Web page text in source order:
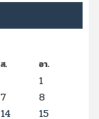
ส. อา.
1
7
8
14
15